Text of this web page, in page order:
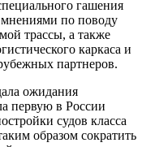
гашения
по поводу
трассы, а также
каркаса и
партнеров.
ожидания
первую в России
судов класса
образом сократить